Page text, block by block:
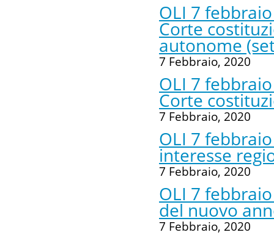
OLI 7
Corte
autonome
7 Febbraio, 2020
OLI 7
Corte
7 Febbraio, 2020
OLI 7
interesse
7 Febbraio, 2020
OLI 7
del nuovo
7 Febbraio, 2020